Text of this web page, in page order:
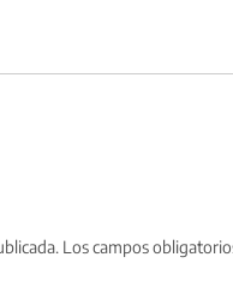
Los campos